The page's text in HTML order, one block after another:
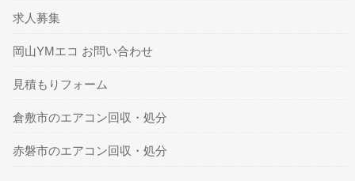
求人募集
岡山YMエコ お問い合わせ
見積もりフォーム
倉敷市のエアコン回収・処分
赤磐市のエアコン回収・処分